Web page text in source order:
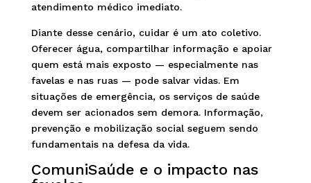
atendimento médico imediato.
Diante desse cenário, cuidar é um ato coletivo.
Oferecer água, compartilhar informação e apoiar
quem está mais exposto — especialmente nas
favelas e nas ruas — pode salvar vidas. Em
situações de emergência, os serviços de saúde
devem ser acionados sem demora. Informação,
prevenção e mobilização social seguem sendo
fundamentais na defesa da vida.
ComuniSaúde e o impacto nas